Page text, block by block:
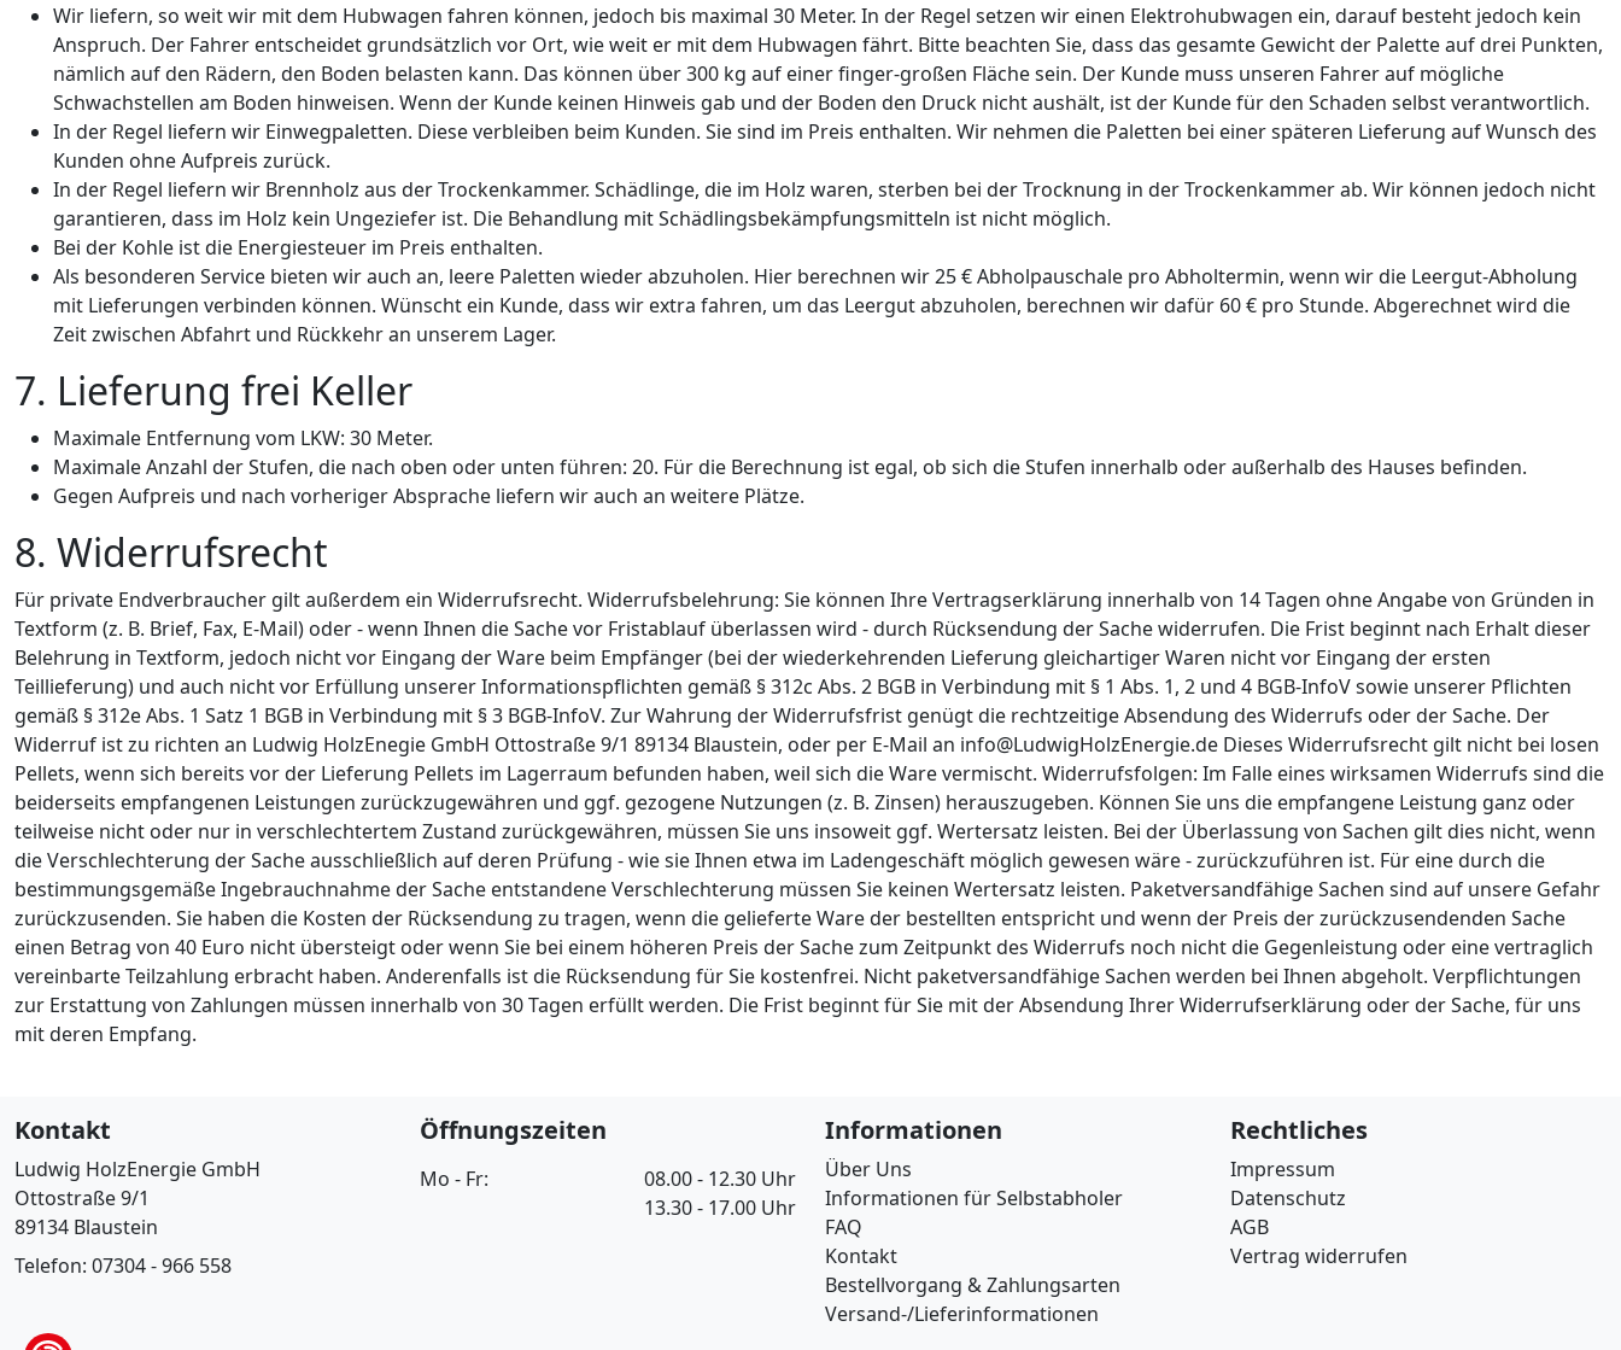
Wir liefern, so weit wir mit dem Hubwagen fahren können, jedoch bis maximal 30 Meter. In der Regel setzen wir einen Elektrohubwagen ein, darauf besteht jedoch kein
Anspruch. Der Fahrer entscheidet grundsätzlich vor Ort, wie weit er mit dem Hubwagen fährt. Bitte beachten Sie, dass das gesamte Gewicht der Palette auf drei Punkten,
nämlich auf den Rädern, den Boden belasten kann. Das können über 300 kg auf einer finger-großen Fläche sein. Der Kunde muss unseren Fahrer auf mögliche
Schwachstellen am Boden hinweisen. Wenn der Kunde keinen Hinweis gab und der Boden den Druck nicht aushält, ist der Kunde für den Schaden selbst verantwortlich.
In der Regel liefern wir Einwegpaletten. Diese verbleiben beim Kunden. Sie sind im Preis enthalten. Wir nehmen die Paletten bei einer späteren Lieferung auf Wunsch des
Kunden ohne Aufpreis zurück.
In der Regel liefern wir Brennholz aus der Trockenkammer. Schädlinge, die im Holz waren, sterben bei der Trocknung in der Trockenkammer ab. Wir können jedoch nicht
garantieren, dass im Holz kein Ungeziefer ist. Die Behandlung mit Schädlingsbekämpfungsmitteln ist nicht möglich.
Bei der Kohle ist die Energiesteuer im Preis enthalten.
Als besonderen Service bieten wir auch an, leere Paletten wieder abzuholen. Hier berechnen wir 25 € Abholpauschale pro Abholtermin, wenn wir die Leergut-Abholung
mit Lieferungen verbinden können. Wünscht ein Kunde, dass wir extra fahren, um das Leergut abzuholen, berechnen wir dafür 60 € pro Stunde. Abgerechnet wird die
Zeit zwischen Abfahrt und Rückkehr an unserem Lager.
7. Lieferung frei Keller
Maximale Entfernung vom LKW: 30 Meter.
Maximale Anzahl der Stufen, die nach oben oder unten führen: 20. Für die Berechnung ist egal, ob sich die Stufen innerhalb oder außerhalb des Hauses befinden.
Gegen Aufpreis und nach vorheriger Absprache liefern wir auch an weitere Plätze.
8. Widerrufsrecht
Für private Endverbraucher gilt außerdem ein Widerrufsrecht. Widerrufsbelehrung: Sie können Ihre Vertragserklärung innerhalb von 14 Tagen ohne Angabe von Gründen in
Textform (z. B. Brief, Fax, E-Mail) oder - wenn Ihnen die Sache vor Fristablauf überlassen wird - durch Rücksendung der Sache widerrufen. Die Frist beginnt nach Erhalt dieser
Belehrung in Textform, jedoch nicht vor Eingang der Ware beim Empfänger (bei der wiederkehrenden Lieferung gleichartiger Waren nicht vor Eingang der ersten
Teillieferung) und auch nicht vor Erfüllung unserer Informationspflichten gemäß § 312c Abs. 2 BGB in Verbindung mit § 1 Abs. 1, 2 und 4 BGB-InfoV sowie unserer Pflichten
gemäß § 312e Abs. 1 Satz 1 BGB in Verbindung mit § 3 BGB-InfoV. Zur Wahrung der Widerrufsfrist genügt die rechtzeitige Absendung des Widerrufs oder der Sache. Der
Widerruf ist zu richten an Ludwig HolzEnegie GmbH Ottostraße 9/1 89134 Blaustein, oder per E-Mail an info@LudwigHolzEnergie.de Dieses Widerrufsrecht gilt nicht bei losen
Pellets, wenn sich bereits vor der Lieferung Pellets im Lagerraum befunden haben, weil sich die Ware vermischt. Widerrufsfolgen: Im Falle eines wirksamen Widerrufs sind die
beiderseits empfangenen Leistungen zurückzugewähren und ggf. gezogene Nutzungen (z. B. Zinsen) herauszugeben. Können Sie uns die empfangene Leistung ganz oder
teilweise nicht oder nur in verschlechtertem Zustand zurückgewähren, müssen Sie uns insoweit ggf. Wertersatz leisten. Bei der Überlassung von Sachen gilt dies nicht, wenn
die Verschlechterung der Sache ausschließlich auf deren Prüfung - wie sie Ihnen etwa im Ladengeschäft möglich gewesen wäre - zurückzuführen ist. Für eine durch die
bestimmungsgemäße Ingebrauchnahme der Sache entstandene Verschlechterung müssen Sie keinen Wertersatz leisten. Paketversandfähige Sachen sind auf unsere Gefahr
zurückzusenden. Sie haben die Kosten der Rücksendung zu tragen, wenn die gelieferte Ware der bestellten entspricht und wenn der Preis der zurückzusendenden Sache
einen Betrag von 40 Euro nicht übersteigt oder wenn Sie bei einem höheren Preis der Sache zum Zeitpunkt des Widerrufs noch nicht die Gegenleistung oder eine vertraglich
vereinbarte Teilzahlung erbracht haben. Anderenfalls ist die Rücksendung für Sie kostenfrei. Nicht paketversandfähige Sachen werden bei Ihnen abgeholt. Verpflichtungen
zur Erstattung von Zahlungen müssen innerhalb von 30 Tagen erfüllt werden. Die Frist beginnt für Sie mit der Absendung Ihrer Widerrufserklärung oder der Sache, für uns
mit deren Empfang.
Kontakt
Ludwig HolzEnergie GmbH
Ottostraße 9/1
89134 Blaustein
Telefon: 07304 - 966 558
Öffnungszeiten
Mo - Fr:
08.00 - 12.30 Uhr
13.30 - 17.00 Uhr
Informationen
Über Uns
Informationen für Selbstabholer
FAQ
Kontakt
Bestellvorgang & Zahlungsarten
Versand-/Lieferinformationen
Rechtliches
Impressum
Datenschutz
AGB
Vertrag widerrufen